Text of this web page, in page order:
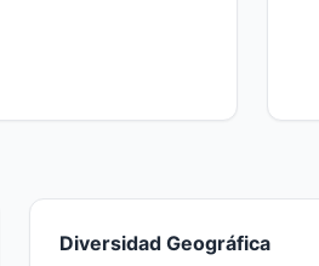
Diversidad Geográfica